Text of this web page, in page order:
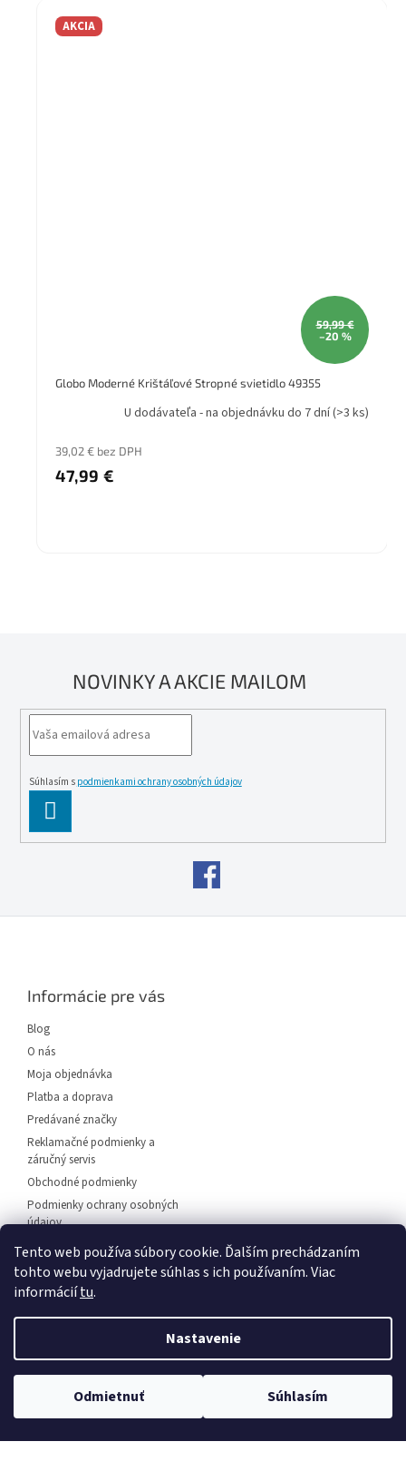
Tento web používa súbory cookie. Ďalším prechádzaním
tohto webu vyjadrujete súhlas s ich používaním. Viac
informáciítu.
Nastavenie
Odmietnuť Súhlasím
, 🛍️osobný odber odborné poradenstvo
AKCIA
59,99 €
–20 %
Globo Moderné Krištáľové Stropné svietidlo 49355
U dodávateľa - na objednávku do 7 dní(>3 ks)
39,02 € bez DPH
47,99 €
NOVINKY A AKCIE MAILOM
Súhlasím s podmienkami ochrany osobných údajov
SE
Informácie pre vás
Blog
O nás
Moja objednávka
Platba a doprava
Predávané značky
Reklamačné podmienky a
záručný servis
Obchodné podmienky
Podmienky ochrany osobných
údajov
Predajňa svietidiel Dunajská
Streda
Napíšte nám
Copyright 2026EuLux.sk. Všetky práva vyhradené.Upraviť